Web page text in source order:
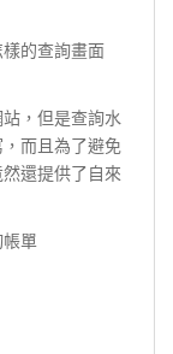
的查詢畫面
，但是查詢水
而且為了避免
還提供了自來
單